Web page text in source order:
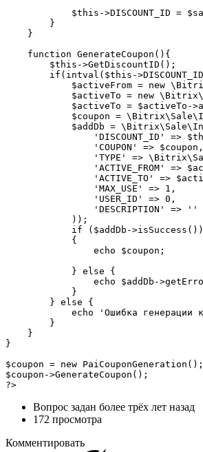
$this->DISCOUNT_ID =
        }
    }
    function GenerateCoupon(){
        $this->GetDiscountID();
if(intval($this-
$activeFrom = new
$activeTo = new
$activeTo = $activeTo-
$coupon =
$addDb =
'DISCOUNT_ID' =>
                'COUPON' => $coupon,
'TYPE' =>
'ACTIVE_FROM' =>
'ACTIVE_TO' =>
                'MAX_USE' => 1,
                'USER_ID' => 0,
                'DESCRIPTION' => ''
            ));
            if ($addDb->isSuccess())
            {
                echo $coupon;
            } else {
echo $addDb-
            }
        } else {
echo 'Ошибка генерации
        }
    }
}
$coupon = new PaiCouponGeneration();
$coupon->GenerateCoupon();
?>
Вопрос задан более трёх лет назад
172 просмотра
Комментировать